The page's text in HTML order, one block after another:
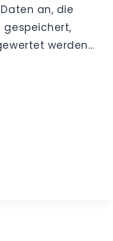
an, die
gespeichert,
werden…